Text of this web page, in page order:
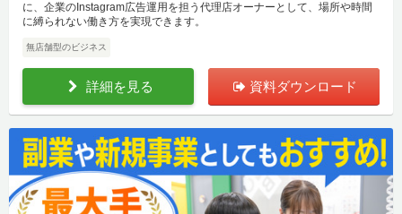
に、企業のInstagram広告運用を担う代理店オーナーとして、場所や時間
に縛られない働き方を実現できます。
無店舗型のビジネス
詳細を見る 資料ダウンロード